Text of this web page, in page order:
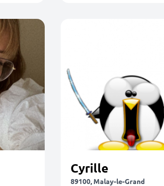
Cyrille
89100, Malay-le-Grand